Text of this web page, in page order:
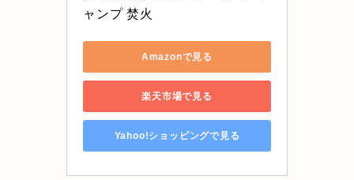
ャンプ 焚火
Amazonで見る
楽天市場で見る
Yahoo!ショッピングで見る